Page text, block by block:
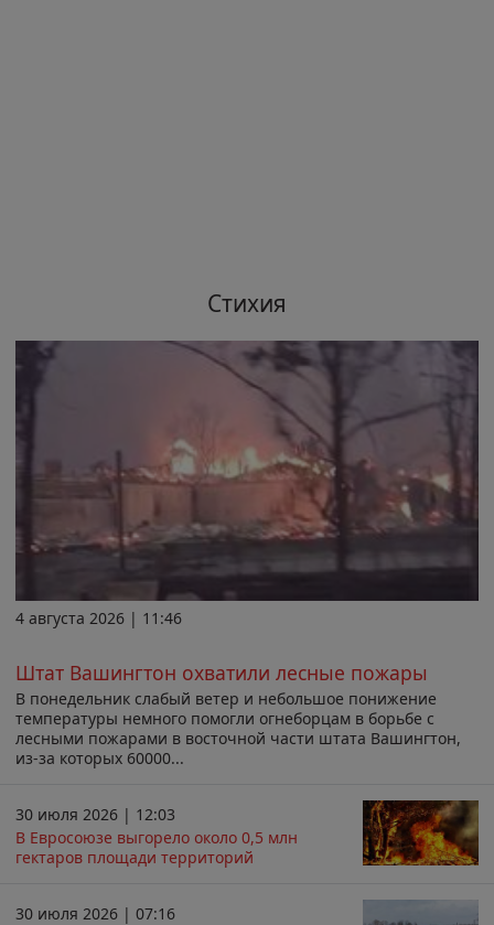
Стихия
4 августа 2026 | 11:46
Штат Вашингтон охватили лесные пожары
В понедельник слабый ветер и небольшое понижение
температуры немного помогли огнеборцам в борьбе с
лесными пожарами в восточной части штата Вашингтон,
из-за которых 60000...
30 июля 2026 | 12:03
В Евросоюзе выгорело около 0,5 млн
гектаров площади территорий
30 июля 2026 | 07:16